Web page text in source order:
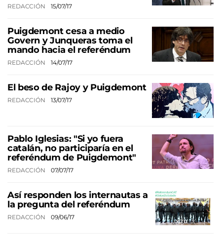
REDACCIÓN 15/07/17
Puigdemont cesa a medio
Govern y Junqueras toma el
mando hacia el referéndum
REDACCIÓN 14/07/17
El beso de Rajoy y Puigdemont
REDACCIÓN 13/07/17
Pablo Iglesias: "Si yo fuera
catalán, no participaría en el
referéndum de Puigdemont"
REDACCIÓN 07/07/17
Así responden los internautas a
la pregunta del referéndum
REDACCIÓN 09/06/17